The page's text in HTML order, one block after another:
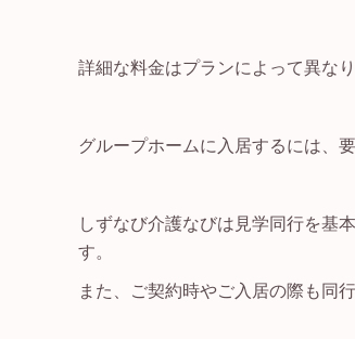
詳細な料金はプランによって異な
グループホームに入居するには、
しずなび介護なびは見学同行を基
す。
また、ご契約時やご入居の際も同